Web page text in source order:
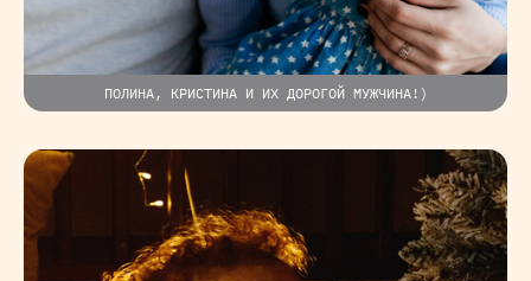
ПОЛИНА, КРИСТИНА И ИХ ДОРОГОЙ МУЖЧИНА!)